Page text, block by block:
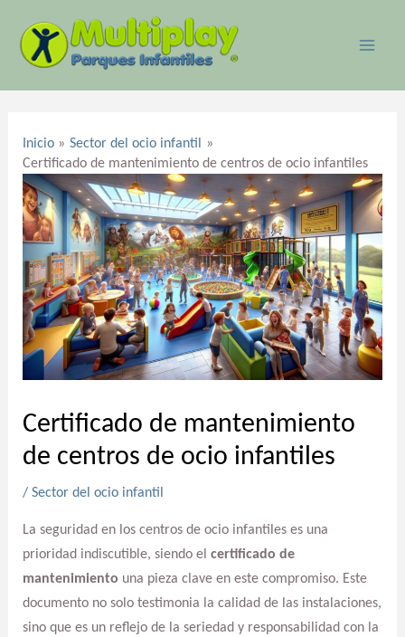
contenido
Inicio
Sector del ocio infantil
Certificado de mantenimiento de centros de ocio infantiles
Certificado de mantenimiento
de centros de ocio infantiles
/ Sector del ocio infantil
La seguridad en los centros de ocio infantiles es una
prioridad indiscutible, siendo el certificado de
mantenimiento una pieza clave en este compromiso. Este
documento no solo testimonia la calidad de las instalaciones,
sino que es un reflejo de la seriedad y responsabilidad con la
entradas